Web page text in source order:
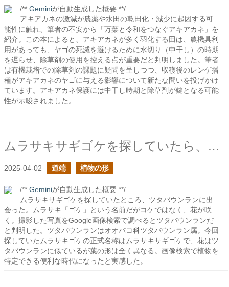
/** Geminiが自動生成した概要 **/
アキアカネの激減が農薬や水田の乾田化・減少に起因する可
能性に触れ、筆者の不安から「万葉と令和をつなぐアキアカネ」を
紹介。この本によると、アキアカネが多く羽化する田は、農機具利
用があっても、ヤゴの死滅を避けるために水切り（中干し）の時期
を遅らせ、除草剤の使用を控える点が重要だと判明しました。筆者
は有機栽培での除草剤の課題に疑問を呈しつつ、収穫後のレンゲ播
種がアキアカネのヤゴに与える影響について新たな問いを投げかけ
ています。アキアカネ保護には中干し時期と除草剤が鍵となる可能
性が示唆されました。
ムラサキサギゴケを探していたら、ツタバウンランらしき草に出会った
2025-04-02 道端 植物の形
/** Geminiが自動生成した概要 **/
ムラサキサギゴケを探していたところ、ツタバウンランに出
会った。ムラサキ「ゴケ」という名前だがコケではなく、花が咲
く。撮影した写真をGoogle画像検索で調べるとツタバウンランだ
と判明した。ツタバウンランはオオバコ科ツタバウンラン属。今回
探していたムラサキゴケの正式名称はムラサキサギゴケで、花はツ
タバウンランに似ているが葉の形は全く異なる。画像検索で植物を
特定できる便利な時代になったと実感した。